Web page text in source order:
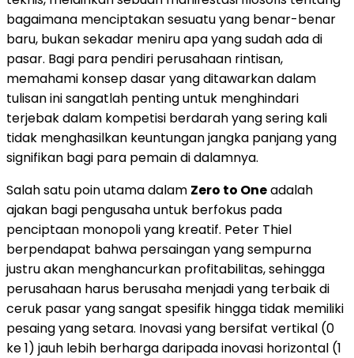
bagaimana menciptakan sesuatu yang benar-benar
baru, bukan sekadar meniru apa yang sudah ada di
pasar. Bagi para pendiri perusahaan rintisan,
memahami konsep dasar yang ditawarkan dalam
tulisan ini sangatlah penting untuk menghindari
terjebak dalam kompetisi berdarah yang sering kali
tidak menghasilkan keuntungan jangka panjang yang
signifikan bagi para pemain di dalamnya.
Salah satu poin utama dalam Zero to Oneadalah
ajakan bagi pengusaha untuk berfokus pada
penciptaan monopoli yang kreatif. Peter Thiel
berpendapat bahwa persaingan yang sempurna
justru akan menghancurkan profitabilitas, sehingga
perusahaan harus berusaha menjadi yang terbaik di
ceruk pasar yang sangat spesifik hingga tidak memiliki
pesaing yang setara. Inovasi yang bersifat vertikal (0
ke 1) jauh lebih berharga daripada inovasi horizontal (1